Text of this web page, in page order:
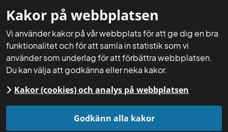
Kakor på webbplatsen
Vi använder kakor på vår webbplats för att ge dig en bra
funktionalitet och för att samla in statistik som vi
använder som underlag för att förbättra webbplatsen.
Du kan välja att godkänna eller neka kakor.
Kakor (cookies) och analys på webbplatsen
Godkänn alla kakor
Mina sidor
Startsida Aktuellt Nyheter